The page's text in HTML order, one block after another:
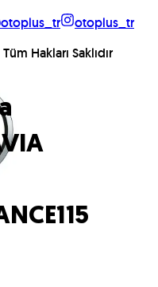
otoplus_tr
Hakları Saklıdır
115